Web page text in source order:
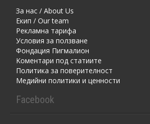
За нас / About Us
Екип / Our team
Рекламна тарифа
Условия за ползване
Фондация Пигмалион
Kоментaри под статиите
Политика за поверителност
Медийни политики и ценности
Facebook